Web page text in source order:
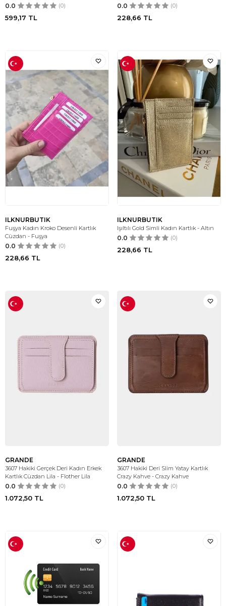
0.0 (0)
599,17 TL
0.0 (0)
228,66 TL
ILKNURBUTIK
Fuşya Kadın Kroko Desenli Kartlık
Cüzdan - Fuşya
0.0 (0)
228,66 TL
ILKNURBUTIK
Işıltılı Gold Simli Kadın Kartlık - Altın
0.0 (0)
228,66 TL
GRANDE
3607 Hakiki Gerçek Deri Kadın Erkek
Kartlık Cüzdan Lila - Flother Lila
0.0 (0)
1.072,50 TL
GRANDE
3607 Hakiki Deri Slim Yatay Kartlık
Crazy Kahve - Crazy Kahve
0.0 (0)
1.072,50 TL